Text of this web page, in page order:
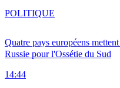
Quatre pays européens
Russie pour l'Ossétie du Sud
14:44
POLITIQUE